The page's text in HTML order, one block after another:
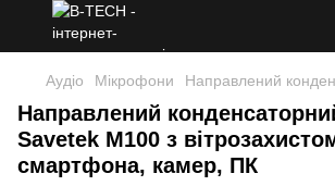
Аудіо Мікрофони Направлений
Направлений
Savetek М100 з
смартфона, камер, ПК